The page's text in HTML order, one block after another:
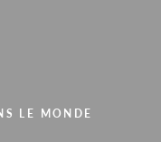
LE MONDE